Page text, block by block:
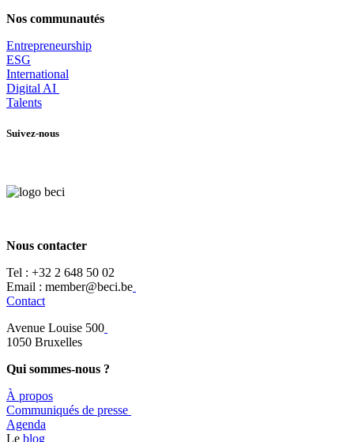
Nos communautés
Entrepreneurship
ESG
International
Digital AI
Talents
Suivez-nous
Nous contacter
Tel : +32 2 648 50 02​
​​Email : member@beci.be
Contact
Avenue Louise 500
​1050 Bruxelles
Qui sommes-nous ?
À propos
​​Communiqués de presse
​Agenda
​​Le blog